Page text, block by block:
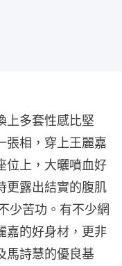
上多套性感比堅
張相，穿上王麗嘉
位上，大曬噴血好
更露出結實的腹肌
少苦功。有不少網
嘉的好身材，更非
馬詩慧的優良基